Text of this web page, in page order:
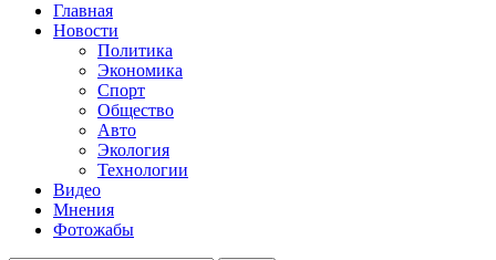
Главная
Новости
Политика
Экономика
Спорт
Общество
Авто
Экология
Технологии
Видео
Мнения
Фотожабы